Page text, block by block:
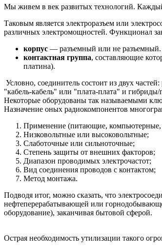
Мы живем в век развитых технологий. Каждый
Таковым является электроразъем или
различных электромощностей. Функционал
корпус — разъемный или не разъемный.
контактная группа, составляющие
платина).
Условно, соединитель состоит из двух
"кабель-кабель" или "плата-плата" и
Некоторые оборудованы так называемыми
Назначение оных радиокомпонентов
Применение (питающие, компьютерные,
Низковольтные или высоковольтные;
Слаботочные или сильноточные;
Степень защиты от внешних факторов;
Диапазон проводимых электрочастот;
Вид соединения проводов с контактом;
Метод монтажа.
Подводя итог, можно сказать, что
нефтеперерабатывающей или
оборудование), заканчивая бытовой сферой.
Острая необходимость утилизации такого